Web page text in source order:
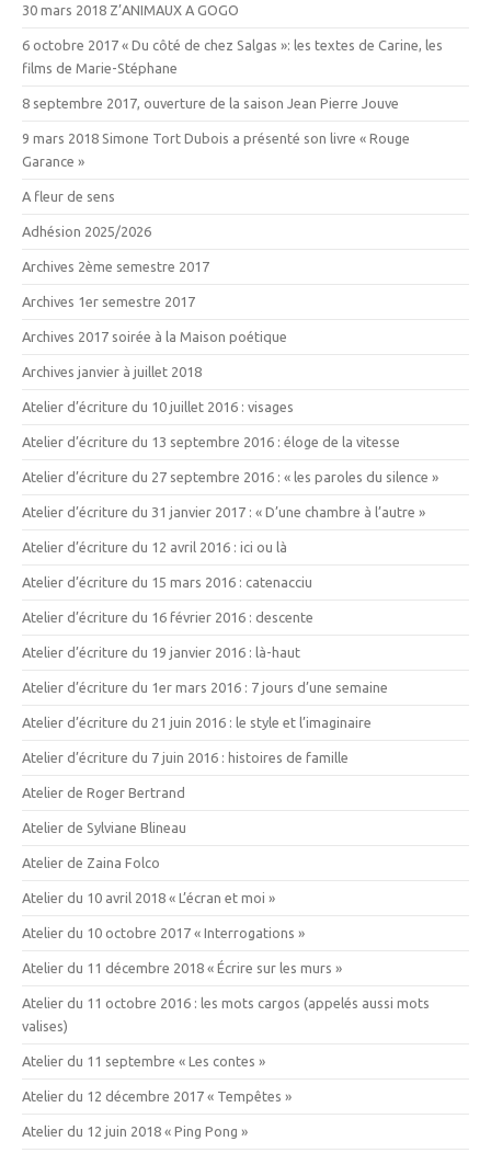
30 mars 2018 Z’ANIMAUX A GOGO
6 octobre 2017 « Du côté de chez Salgas »: les textes de Carine, les
films de Marie-Stéphane
8 septembre 2017, ouverture de la saison Jean Pierre Jouve
9 mars 2018 Simone Tort Dubois a présenté son livre « Rouge
Garance »
A fleur de sens
Adhésion 2025/2026
Archives 2ème semestre 2017
Archives 1er semestre 2017
Archives 2017 soirée à la Maison poétique
Archives janvier à juillet 2018
Atelier d’écriture du 10 juillet 2016 : visages
Atelier d’écriture du 13 septembre 2016 : éloge de la vitesse
Atelier d’écriture du 27 septembre 2016 : « les paroles du silence »
Atelier d’écriture du 31 janvier 2017 : « D’une chambre à l’autre »
Atelier d’écriture du 12 avril 2016 : ici ou là
Atelier d’écriture du 15 mars 2016 : catenacciu
Atelier d’écriture du 16 février 2016 : descente
Atelier d’écriture du 19 janvier 2016 : là-haut
Atelier d’écriture du 1er mars 2016 : 7 jours d’une semaine
Atelier d’écriture du 21 juin 2016 : le style et l’imaginaire
Atelier d’écriture du 7 juin 2016 : histoires de famille
Atelier de Roger Bertrand
Atelier de Sylviane Blineau
Atelier de Zaina Folco
Atelier du 10 avril 2018 « L’écran et moi »
Atelier du 10 octobre 2017 « Interrogations »
Atelier du 11 décembre 2018 « Écrire sur les murs »
Atelier du 11 octobre 2016 : les mots cargos (appelés aussi mots
valises)
Atelier du 11 septembre « Les contes »
Atelier du 12 décembre 2017 « Tempêtes »
Atelier du 12 juin 2018 « Ping Pong »